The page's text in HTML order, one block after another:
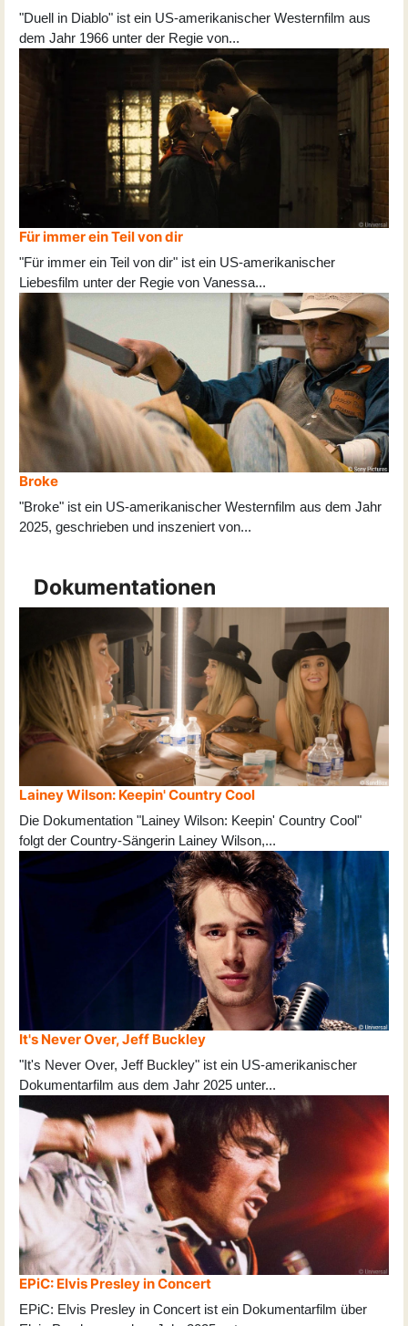
"Duell in Diablo" ist ein US-amerikanischer Westernfilm aus
dem Jahr 1966 unter der Regie von...
Für immer ein Teil von dir
"Für immer ein Teil von dir" ist ein US-amerikanischer
Liebesfilm unter der Regie von Vanessa...
Broke
"Broke" ist ein US-amerikanischer Westernfilm aus dem Jahr
2025, geschrieben und inszeniert von...
Dokumentationen
Lainey Wilson: Keepin' Country Cool
Die Dokumentation "Lainey Wilson: Keepin' Country Cool"
folgt der Country-Sängerin Lainey Wilson,...
It's Never Over, Jeff Buckley
"It's Never Over, Jeff Buckley" ist ein US-amerikanischer
Dokumentarfilm aus dem Jahr 2025 unter...
EPiC: Elvis Presley in Concert
EPiC: Elvis Presley in Concert ist ein Dokumentarfilm über